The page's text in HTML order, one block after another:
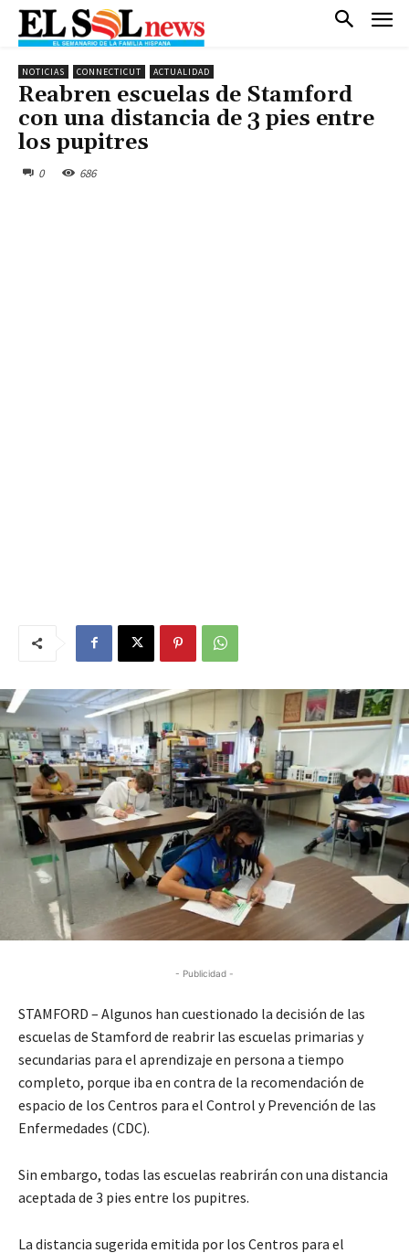
NOTICIAS CONNECTICUT ACTUALIDAD
Reabren escuelas de Stamford
con una distancia de 3 pies entre
los pupitres
0 686
- Publicidad -
STAMFORD – Algunos han cuestionado la decisión de las
escuelas de Stamford de reabrir las escuelas primarias y
secundarias para el aprendizaje en persona a tiempo
completo, porque iba en contra de la recomendación de
espacio de los Centros para el Control y Prevención de las
Enfermedades (CDC).
Sin embargo, todas las escuelas reabrirán con una distancia
aceptada de 3 pies entre los pupitres.
La distancia sugerida emitida por los Centros para el